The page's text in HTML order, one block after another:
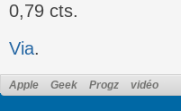
0,79 cts.
Via.
Apple Geek Progz vidéo